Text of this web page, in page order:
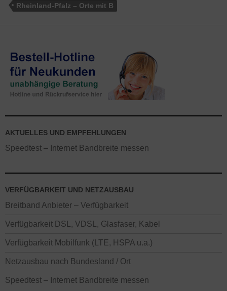
Rheinland-Pfalz – Orte mit B
AKTUELLES UND EMPFEHLUNGEN
Speedtest – Internet Bandbreite messen
VERFÜGBARKEIT UND NETZAUSBAU
Breitband Anbieter – Verfügbarkeit
Verfügbarkeit DSL, VDSL, Glasfaser, Kabel
Verfügbarkeit Mobilfunk (LTE, HSPA u.a.)
Netzausbau nach Bundesland / Ort
Speedtest – Internet Bandbreite messen